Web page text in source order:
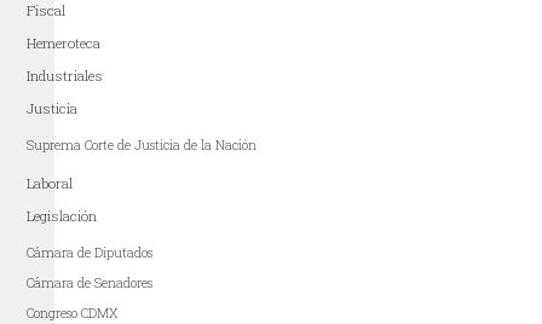
Fiscal
Hemeroteca
Industriales
Justicia
Suprema Corte de Justicia de la Nación
Laboral
Legislación
Cámara de Diputados
Cámara de Senadores
Congreso CDMX